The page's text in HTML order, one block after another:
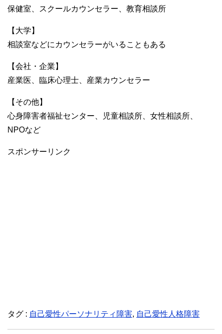
保健室、スクールカウンセラー、教育相談所
【大学】
相談室などにカウンセラーがいることもある
【会社・企業】
産業医、臨床心理士、産業カウンセラー
【その他】
心身障害者福祉センター、児童相談所、女性相談所、
NPOなど
スポンサーリンク
タグ : 自己愛性パーソナリティ障害, 自己愛性人格障害